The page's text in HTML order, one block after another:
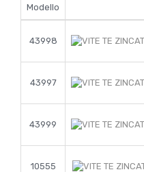
Modello
43998
43997
43999
10555